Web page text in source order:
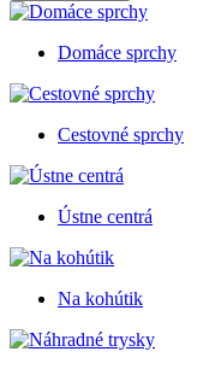
Domáce sprchy
Cestovné sprchy
Ústne centrá
Na kohútik